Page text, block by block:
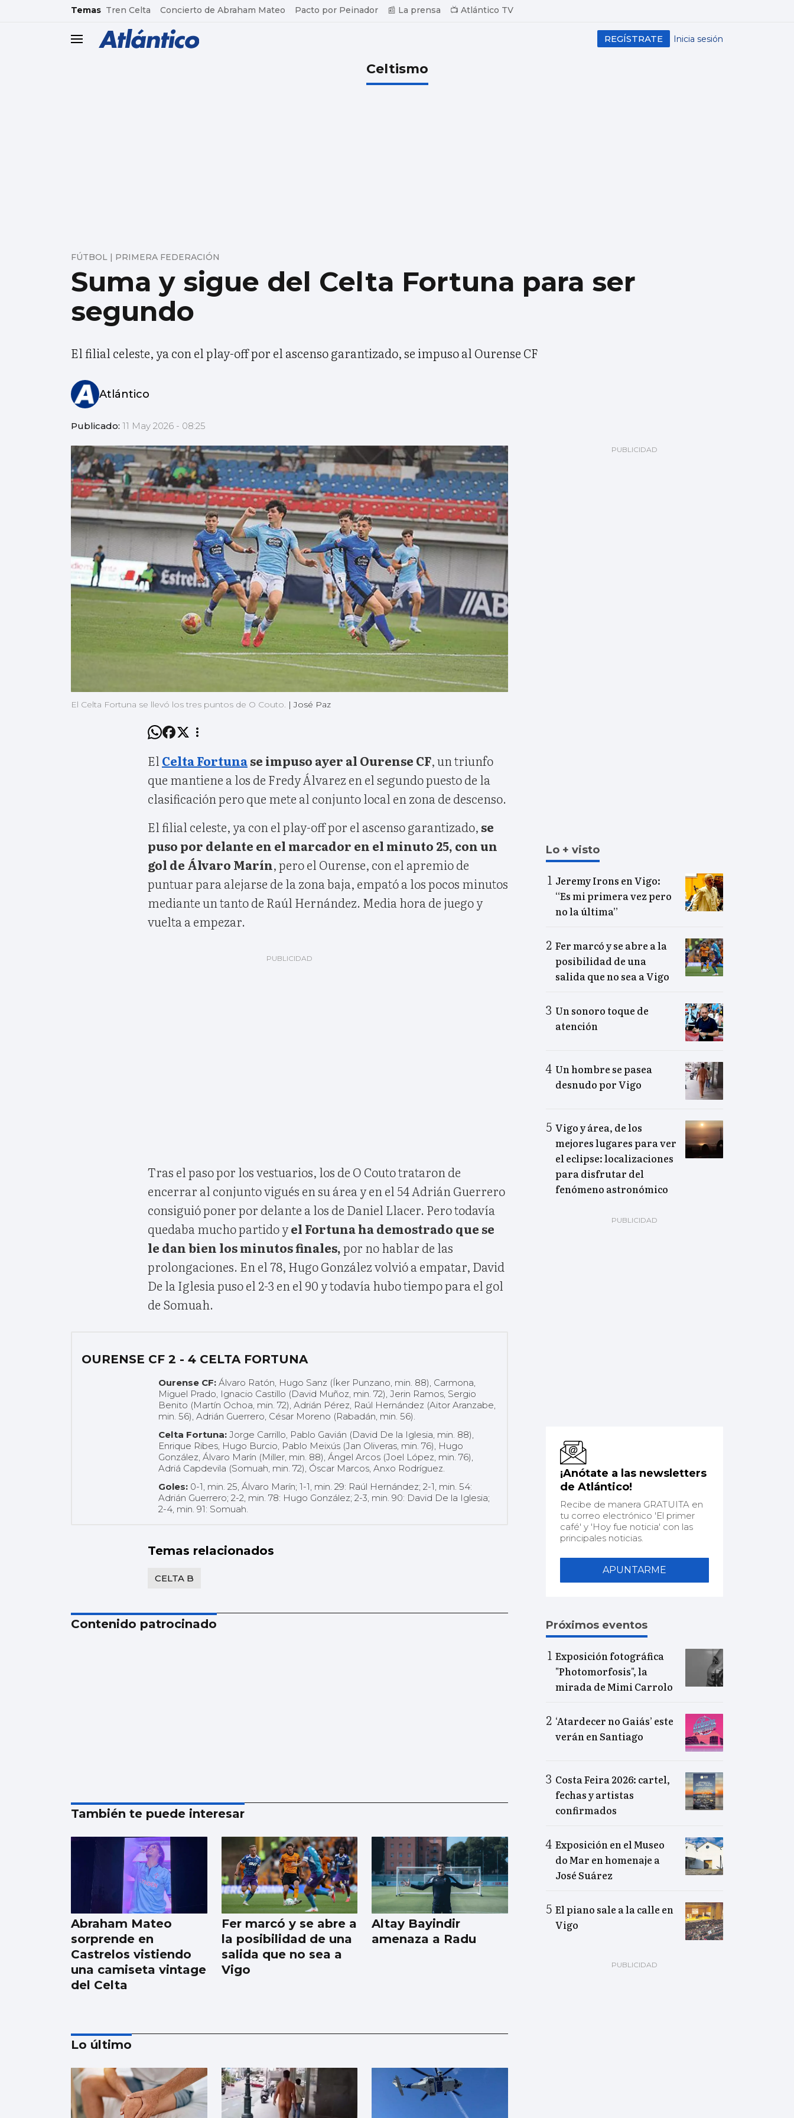
common.go-to-content
Temas Tren Celta Concierto de Abraham Mateo Pacto por Peinador 📰 La prensa 📺 Atlántico TV
header.menu.open Inicia sesión
REGÍSTRATE
Celtismo
Suma y sigue del Celta Fortuna para ser
segundo
FÚTBOL | PRIMERA FEDERACIÓN
El filial celeste, ya con el play-off por el ascenso garantizado, se impuso al Ourense CF
Atlántico
Publicado: 11 May 2026 - 08:25
El Celta Fortuna se llevó los tres puntos de O Couto. |José Paz
El Celta Fortunase impuso ayer al Ourense CF, un triunfo
que mantiene a los de Fredy Álvarez en el segundo puesto de la
clasificación pero que mete al conjunto local en zona de descenso.
El filial celeste, ya con el play-off por el ascenso garantizado, se
puso por delante en el marcador en el minuto 25, con un
gol de Álvaro Marín, pero el Ourense, con el apremio de
puntuar para alejarse de la zona baja, empató a los pocos minutos
mediante un tanto de Raúl Hernández. Media hora de juego y
vuelta a empezar.
Tras el paso por los vestuarios, los de O Couto trataron de
encerrar al conjunto vigués en su área y en el 54 Adrián Guerrero
consiguió poner por delante a los de Daniel Llacer. Pero todavía
quedaba mucho partido yel Fortuna ha demostrado que se
le dan bien los minutos finales,por no hablar de las
prolongaciones. En el 78, Hugo González volvió a empatar, David
De la Iglesia puso el 2-3 en el 90 y todavía hubo tiempo para el gol
de Somuah.
OURENSE CF 2 - 4 CELTA FORTUNA
Ourense CF: Álvaro Ratón, Hugo Sanz (Íker Punzano, min. 88), Carmona,
Miguel Prado, Ignacio Castillo (David Muñoz, min. 72), Jerin Ramos, Sergio
Benito (Martín Ochoa, min. 72), Adrián Pérez, Raúl Hernández (Aitor Aranzabe,
min. 56), Adrián Guerrero, César Moreno (Rabadán, min. 56).
Celta Fortuna: Jorge Carrillo, Pablo Gavián (David De la Iglesia, min. 88),
Enrique Ribes, Hugo Burcio, Pablo Meixús (Jan Oliveras, min. 76), Hugo
González, Álvaro Marín (Miller, min. 88), Ángel Arcos (Joel López, min. 76),
Adriá Capdevila (Somuah, min. 72), Óscar Marcos, Anxo Rodríguez.
Goles: 0-1, min. 25, Álvaro Marín; 1-1, min. 29: Raúl Hernández; 2-1, min. 54:
Adrián Guerrero; 2-2, min. 78: Hugo González; 2-3, min. 90: David De la Iglesia;
2-4, min. 91: Somuah.
Temas relacionados
CELTA B
Contenido patrocinado
También te puede interesar
Abraham Mateo
sorprende en
Castrelos vistiendo
una camiseta vintage
del Celta
Fer marcó y se abre a
la posibilidad de una
salida que no sea a
Vigo
Altay Bayindir
amenaza a Radu
PRETEMPORADA CELESTE
Examen final a la
Lo último
Lo + visto
Jeremy Irons en Vigo:
“Es mi primera vez pero
no la última”
Fer marcó y se abre a la
posibilidad de una
salida que no sea a Vigo
Un sonoro toque de
atención
Un hombre se pasea
desnudo por Vigo
Vigo y área, de los
mejores lugares para ver
el eclipse: localizaciones
para disfrutar del
fenómeno astronómico
¡Anótate a las newsletters
de Atlántico!
Recibe de manera GRATUITA en
tu correo electrónico 'El primer
café' y 'Hoy fue noticia' con las
principales noticias.
APUNTARME
Próximos eventos
Exposición fotográfica
"Photomorfosis", la
mirada de Mimi Carrolo
‘Atardecer no Gaiás’ este
verán en Santiago
Costa Feira 2026: cartel,
fechas y artistas
confirmados
Exposición en el Museo
do Mar en homenaje a
José Suárez
El piano sale a la calle en
Vigo